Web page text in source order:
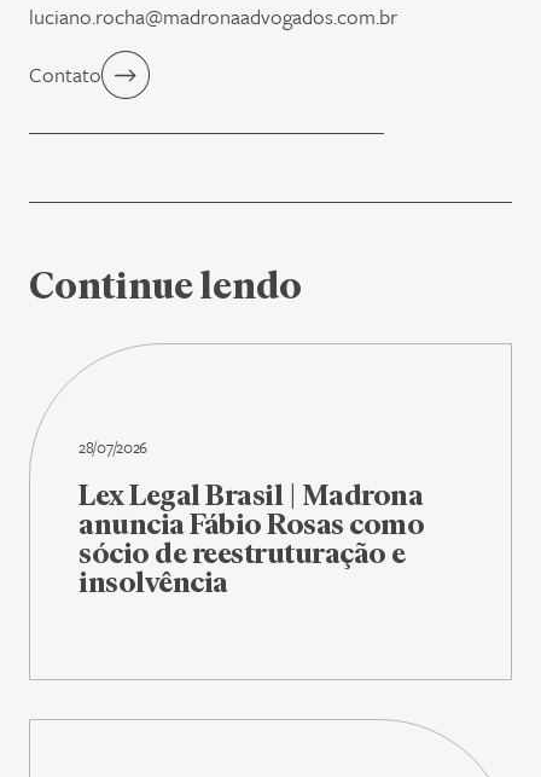
luciano.rocha@madronaadvogados.com.br
Contato
Continue lendo
28/07/2026
Lex Legal Brasil | Madrona
anuncia Fábio Rosas como
sócio de reestruturação e
insolvência